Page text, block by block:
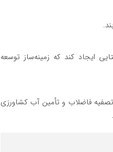
ایجاد کند که زمینه‌ساز توسعه
فاضلاب و تأمین آب کشاورزی